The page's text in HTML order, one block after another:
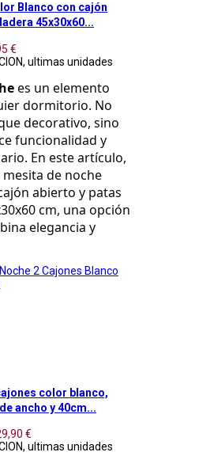
Blanco con cajón
45x30x60...
€
ultimas unidades
es un elemento
dormitorio. No
decorativo, sino
funcionalidad y
En este artículo,
de noche
abierto y patas
cm, una opción
elegancia y
color blanco,
ancho y 40cm...
€
ultimas unidades